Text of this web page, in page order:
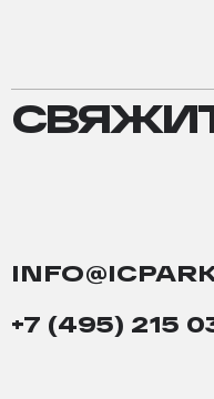
+7 (495) 215